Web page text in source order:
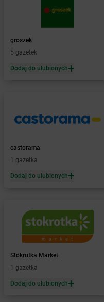
Bestwinka
Bezrzecze
Żabka BG1
Żabka Biała
Żabka
Biała Druga
Białe Błota
Żabka Białka
Żabka Białobrzegi
Żabka Bialogard
Żabka Białogóra
Żabka Biały Dunajec
Żabka Białystok
Żabka Bibice
Żabka Biecz
Żabka Biedrusko
Żabka Bielany Wrocławskie
groszek
5 gazetek
Dodaj do ulubionych
castorama
1 gazetka
Dodaj do ulubionych
Stokrotka Market
1 gazetka
Dodaj do ulubionych